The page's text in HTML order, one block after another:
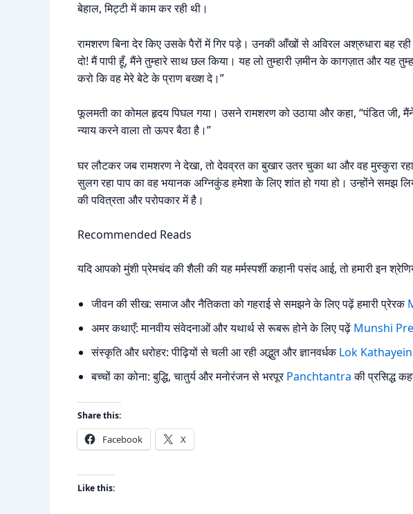
बेहाल, मिट्टी में काम कर रही थी।
रामशरण बिना देर किए उसके पैरों में गिर पड़े। उनकी आँखों से अविरल अश्रुधारा बह
दो! मैं पापी हूँ, मैंने तुम्हारे साथ छल किया। यह लो तुम्हारी ज़मीन के कागज़ात और यह
करो कि वह मेरे बेटे के प्राण बख्श दे।”
फूलमती का कोमल हृदय पिघल गया। उसने रामशरण को उठाया और कहा, “पंडित जी,
न्याय करने वाला तो ऊपर बैठा है।”
घर लौटकर जब रामशरण ने देखा, तो देवव्रत का बुखार उतर चुका था और वह मुस्कुरा
सुलग रहा पाप का वह भयानक अग्निकुंड हमेशा के लिए शांत हो गया हो। उन्होंने समझ
की पवित्रता और परोपकार में है।
Recommended Reads
यदि आपको मुंशी प्रेमचंद की शैली की यह मर्मस्पर्शी कहानी पसंद आई, तो हमारी इन
जीवन की सीख: समाज और नैतिकता को गहराई से समझने के लिए पढ़ें हमारी प्रेरक
अमर कथाएँ: मानवीय संवेदनाओं और यथार्थ से रूबरू होने के लिए पढ़ें Munshi
संस्कृति और धरोहर: पीढ़ियों से चली आ रही अद्भुत और ज्ञानवर्धकLok Kathayein
बच्चों का कोना: बुद्धि, चातुर्य और मनोरंजन से भरपूरPanchtantraकी प्रसिद्ध
Share this:
Facebook X
Like this: